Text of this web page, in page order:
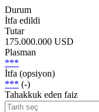
Durum
İtfa edildi
Tutar
175.000.000 USD
Plasman
***
İtfa (opsiyon)
*** (-)
Tahakkuk eden faiz